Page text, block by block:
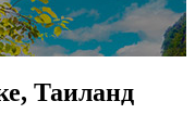
Таиланд